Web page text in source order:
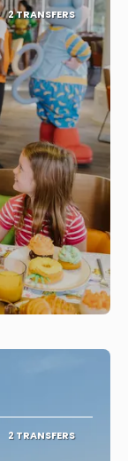
2 TRANSFERS
2 TRANSFERS